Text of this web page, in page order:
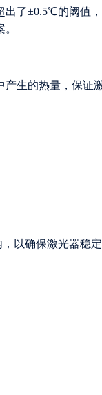
出了±0.5℃的阈值
生的热量，保证
以确保激光器稳